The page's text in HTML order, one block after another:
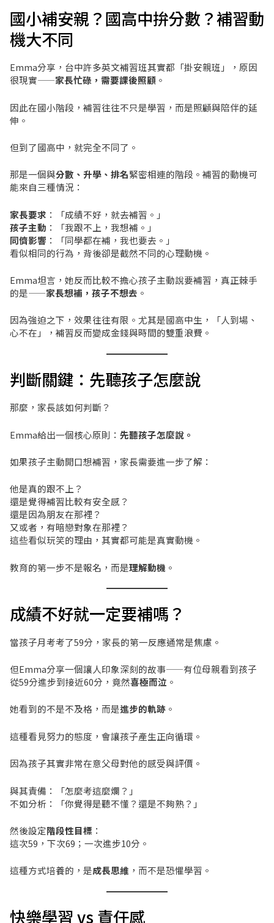
國小補安親？國高中拚分數？補習動
機大不同
Emma分享，台中許多英文補習班其實都「掛安親班」，原因
很現實——家長忙碌，需要課後照顧。
因此在國小階段，補習往往不只是學習，而是照顧與陪伴的延
伸。
但到了國高中，就完全不同了。
那是一個與分數、升學、排名緊密相連的階段。補習的動機可
能來自三種情況：
家長要求 ：「成績不好，就去補習。」
孩子主動 ：「我跟不上，我想補。」
同儕影響 ：「同學都在補，我也要去。」
看似相同的行為，背後卻是截然不同的心理動機。
Emma坦言，她反而比較不擔心孩子主動說要補習，真正棘手
的是——家長想補，孩子不想去 。
因為強迫之下，效果往往有限。尤其是國高中生，「人到場、
心不在」，補習反而變成金錢與時間的雙重浪費。
判斷關鍵：先聽孩子怎麼說
那麼，家長該如何判斷？
Emma給出一個核心原則： 先聽孩子怎麼說。
如果孩子主動開口想補習，家長需要進一步了解：
他是真的跟不上？
還是覺得補習比較有安全感？
還是因為朋友在那裡？
又或者，有暗戀對象在那裡？
這些看似玩笑的理由，其實都可能是真實動機。
教育的第一步不是報名，而是理解動機 。
成績不好就一定要補嗎？
當孩子月考考了59分，家長的第一反應通常是焦慮。
但Emma分享一個讓人印象深刻的故事——有位母親看到孩子
從59分進步到接近60分，竟然喜極而泣 。
她看到的不是不及格，而是進步的軌跡。
這種看見努力的態度，會讓孩子產生正向循環。
因為孩子其實非常在意父母對他的感受與評價。
與其責備：「怎麼考這麼爛？」
不如分析：「你覺得是聽不懂？還是不夠熟？」
然後設定階段性目標 ：
這次59，下次69；一次進步10分。
這種方式培養的，是成長思維 ，而不是恐懼學習。
快樂學習 vs 責任感